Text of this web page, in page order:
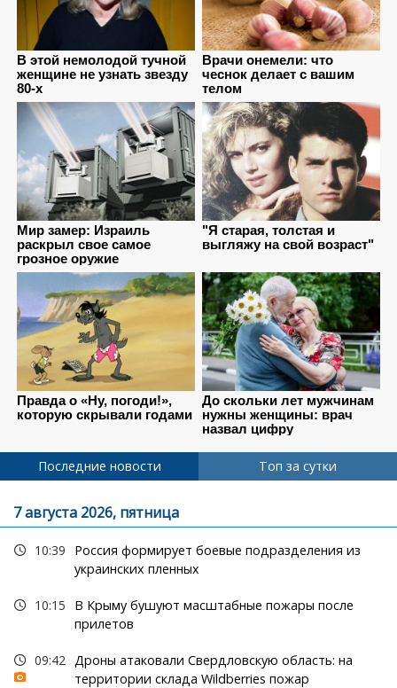
Последние новости Топ за сутки
7 августа 2026, пятница
10:39
Россия формирует боевые подразделения из
украинских пленных
10:15
В Крыму бушуют масштабные пожары после
прилетов
09:42 Дроны атаковали Свердловскую область: на
территории склада Wildberries пожар